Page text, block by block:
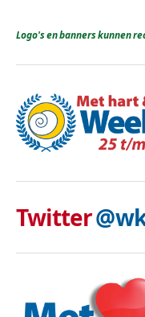
Logo's en banners kunnen
Twitter